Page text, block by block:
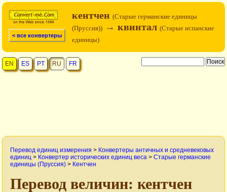
< все конвертеры
кентчен (Старые германские единицы
(Пруссия)) → квинтал (Старые испанские
единицы)
EN ES PT RU FR
Перевод единиц измерения > Конвертеры античных и средневековых
единиц > Конвертер исторических единиц веса > Старые германские
единицы (Пруссия) > Кентчен
Перевод величин: кентчен